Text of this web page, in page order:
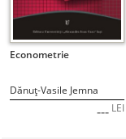
Econometrie
Dănuţ-Vasile Jemna
--- LEI
STOC EPUIZAT